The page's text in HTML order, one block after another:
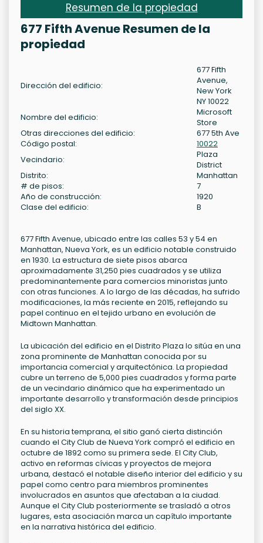
Resumen de la propiedad
677 Fifth Avenue Resumen de la
propiedad
Dirección del edificio:
677 Fifth
Avenue,
New York
NY 10022
Nombre del edificio:
Microsoft
Store
Otras direcciones del edificio:
677 5th Ave
Código postal:
10022
Vecindario:
Plaza
District
Distrito:
Manhattan
# de pisos:
7
Año de construcción:
1920
Clase del edificio:
B
677 Fifth Avenue, ubicado entre las calles 53 y 54 en
Manhattan, Nueva York, es un edificio notable construido
en 1930. La estructura de siete pisos abarca
aproximadamente 31,250 pies cuadrados y se utiliza
predominantemente para comercios minoristas junto
con otras funciones. A lo largo de las décadas, ha sufrido
modificaciones, la más reciente en 2015, reflejando su
papel continuo en el tejido urbano en evolución de
Midtown Manhattan.
La ubicación del edificio en el Distrito Plaza lo sitúa en una
zona prominente de Manhattan conocida por su
importancia comercial y arquitectónica. La propiedad
cubre un terreno de 5,000 pies cuadrados y forma parte
de un vecindario dinámico que ha experimentado un
importante desarrollo y transformación desde principios
del siglo XX.
En su historia temprana, el sitio ganó cierta distinción
cuando el City Club de Nueva York compró el edificio en
octubre de 1892 como su primera sede. El City Club,
activo en reformas cívicas y proyectos de mejora
urbana, destacó el notable diseño interior del edificio y su
papel como centro para miembros prominentes
involucrados en asuntos que afectaban a la ciudad.
Aunque el City Club posteriormente se trasladó a otros
lugares, esta asociación marca un capítulo importante
en la narrativa histórica del edificio.